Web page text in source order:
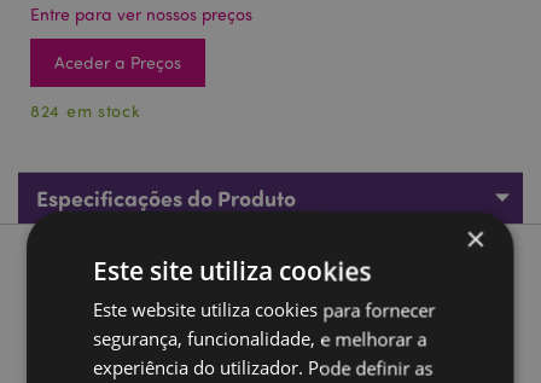
Entre para ver nossos preços
Aceder a Preços
824 em stock
Especificações do Produto
Descrição do Produto
Caneca com Asa em forma de Coala - Zooniverse
Material:Dolomita Cerámica
×
Este site utiliza cookies
Este website utiliza cookies para fornecer
segurança, funcionalidade, e melhorar a
experiência do utilizador. Pode definir as